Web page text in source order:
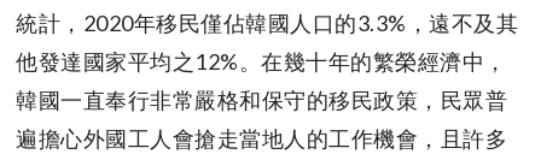
統計，2020年移民僅佔韓國人口的3.3%，遠不及其
他發達國家平均之12%。在幾十年的繁榮經濟中，
韓國一直奉行非常嚴格和保守的移民政策，民眾普
遍擔心外國工人會搶走當地人的工作機會，且許多